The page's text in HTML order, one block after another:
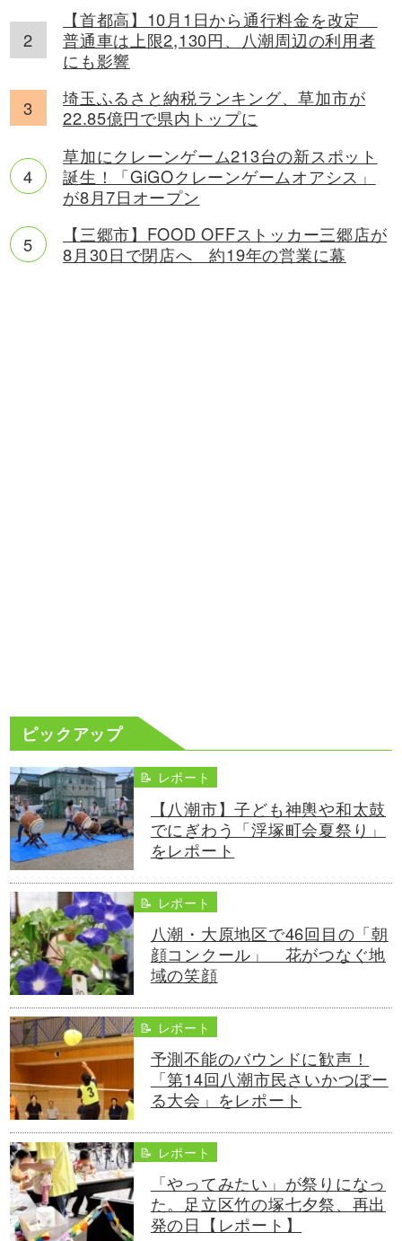
【首都高】10月1日から通行料金を改定
普通車は上限2,130円、八潮周辺の利用者
にも影響
埼玉ふるさと納税ランキング、草加市が
22.85億円で県内トップに
草加にクレーンゲーム213台の新スポット
誕生！「GiGOクレーンゲームオアシス」
が8月7日オープン
【三郷市】FOOD OFFストッカー三郷店が
8月30日で閉店へ 約19年の営業に幕
ピックアップ
📝 レポート
【八潮市】子ども神輿や和太鼓
でにぎわう「浮塚町会夏祭り」
をレポート
📝 レポート
八潮・大原地区で46回目の「朝
顔コンクール」 花がつなぐ地
域の笑顔
📝 レポート
予測不能のバウンドに歓声！
「第14回八潮市民さいかつぼー
る大会」をレポート
📝 レポート
「やってみたい」が祭りになっ
た。足立区竹の塚七夕祭、再出
発の日【レポート】